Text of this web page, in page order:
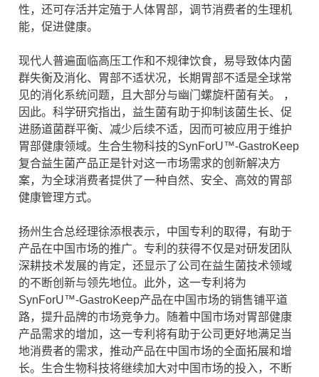
性，还可存活并定殖于人体胃部，调节消费者的生理机
能，促进健康。
现代人普遍面临高压工作和不规律饮食，易导致体内菌
群失衡及消化、胃部不适状况，长期胃部不适是全球常
见的消化系统问题，且大部分与幽门螺旋杆菌有关。 ，
因此。科学研究指出，益生菌有助于抑制该菌生长、促
进肠道菌群平衡、减少后续不适，因而可被应用于维护
胃部健康领域。生合生物科技的SynForU™-GastroKeep
复合益生菌产品正是针对这一市场需求的创新解决方
案，为全球消费者提供了一种自然、安全、高效的胃部
健康管理方式。
扬州生合总经理徐添根表示，中国专利的取得，有助于
产品在中国市场的推广。专利的获得不仅是对研发团队
深耕技术发展的肯定，还显示了公司在益生菌技术领域
的不断创新与领先地位。此外，这一专利将为
SynForU™-GastroKeep产品在中国市场的销售铺平道
路，提升品牌的市场竞争力。随着中国市场对胃部健康
产品需求的增加，这一专利将有助于公司更好地满足当
地消费者的需求，推动产品在中国市场的全面拓展和增
长。生合生物科技将继续加大对中国市场的投入，不断